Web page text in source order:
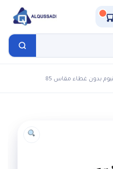
بدون غطاء مقاس 85